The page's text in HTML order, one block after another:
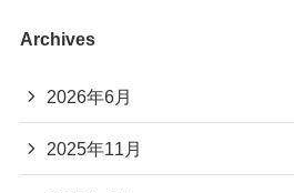
Archives
2026年6月
2025年11月